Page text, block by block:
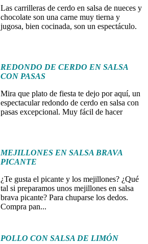
Las carrilleras de cerdo en salsa de nueces y
chocolate son una carne muy tierna y
jugosa, bien cocinada, son un espectáculo.
REDONDO DE CERDO EN SALSA
CON PASAS
Mira que plato de fiesta te dejo por aquí, un
espectacular redondo de cerdo en salsa con
pasas excepcional. Muy fácil de hacer
MEJILLONES EN SALSA BRAVA
PICANTE
¿Te gusta el picante y los mejillones? ¿Qué
tal si preparamos unos mejillones en salsa
brava picante? Para chuparse los dedos.
Compra pan...
POLLO CON SALSA DE LIMÓN